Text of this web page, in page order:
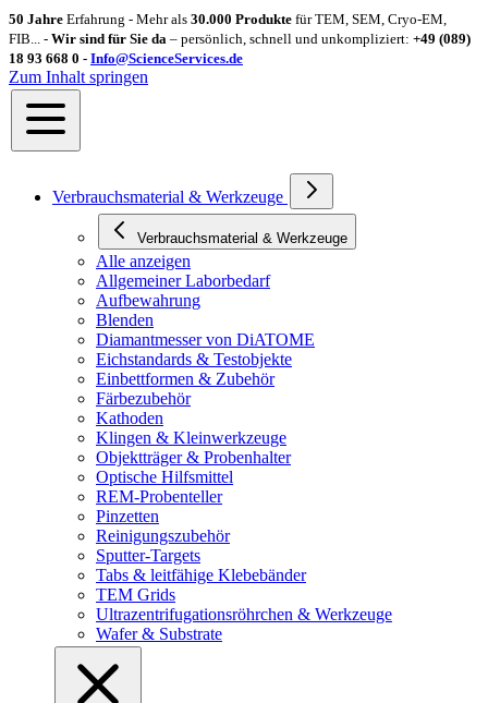
50 Jahre Erfahrung - Mehr als 30.000 Produkte für TEM, SEM, Cryo-EM,
FIB... - Wir sind für Sie da – persönlich, schnell und unkompliziert: +49 (089)
18 93 668 0 - Info@ScienceServices.de
Zum Inhalt springen
Verbrauchsmaterial & Werkzeuge
Verbrauchsmaterial & Werkzeuge
Alle anzeigen
Allgemeiner Laborbedarf
Aufbewahrung
Blenden
Diamantmesser von DiATOME
Eichstandards & Testobjekte
Einbettformen & Zubehör
Färbezubehör
Kathoden
Klingen & Kleinwerkzeuge
Objektträger & Probenhalter
Optische Hilfsmittel
REM-Probenteller
Pinzetten
Reinigungszubehör
Sputter-Targets
Tabs & leitfähige Klebebänder
TEM Grids
Ultrazentrifugationsröhrchen & Werkzeuge
Wafer & Substrate